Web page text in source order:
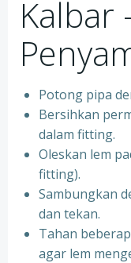
Kalbar
Potong pipa
Bersihkan
dalam fitting.
Oleskan lem
fitting).
Sambungkan
dan tekan.
Tahan
agar lem